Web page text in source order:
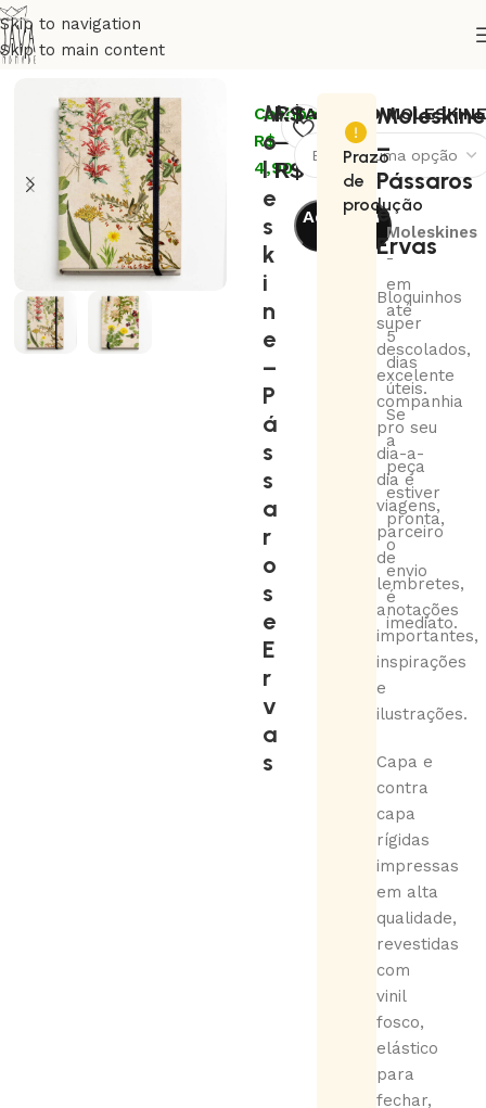
Skip to navigation
Skip to main content
Início Artistas Coletivo Guava
Cashback:
R$
4,90
M
o
l
e
s
k
i
n
e
–
P
á
s
s
a
r
o
s
e
E
r
v
a
s
R$49,00
–
R$ 69,00
TAMANHO
Adicionar
Prazo
de
produção
Moleskines
-
em
até
5
dias
úteis.
Se
a
peça
estiver
pronta,
o
envio
é
imediato.
Moleskine
–
Pássaros
e
Ervas
Bloquinhos
super
descolados,
excelente
companhia
pro seu
dia-a-
dia e
viagens,
parceiro
de
lembretes,
anotações
importantes,
inspirações
e
ilustrações.
Capa e
contra
capa
rígidas
impressas
em alta
qualidade,
revestidas
com
vinil
fosco,
elástico
para
fechar,